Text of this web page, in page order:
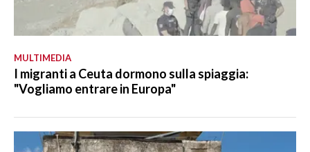
MULTIMEDIA
I migranti a Ceuta dormono sulla spiaggia:
"Vogliamo entrare in Europa"